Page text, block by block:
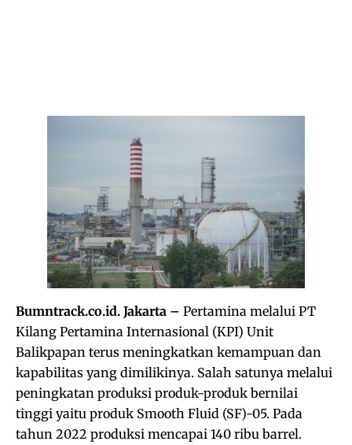
Bumntrack.co.id. Jakarta – Pertamina melalui PT
Kilang Pertamina Internasional (KPI) Unit
Balikpapan terus meningkatkan kemampuan dan
kapabilitas yang dimilikinya. Salah satunya melalui
peningkatan produksi produk-produk bernilai
tinggi yaitu produk Smooth Fluid (SF)-05. Pada
tahun 2022 produksi mencapai 140 ribu barrel.